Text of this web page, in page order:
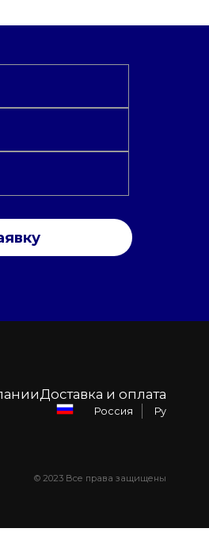
Доставка и оплата
Россия Ру
© 2023 Все права защищены